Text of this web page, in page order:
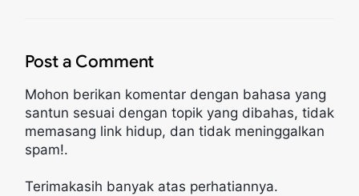
Post a Comment
Mohon berikan komentar dengan bahasa yang
santun sesuai dengan topik yang dibahas, tidak
memasang link hidup, dan tidak meninggalkan
spam!.
Terimakasih banyak atas perhatiannya.